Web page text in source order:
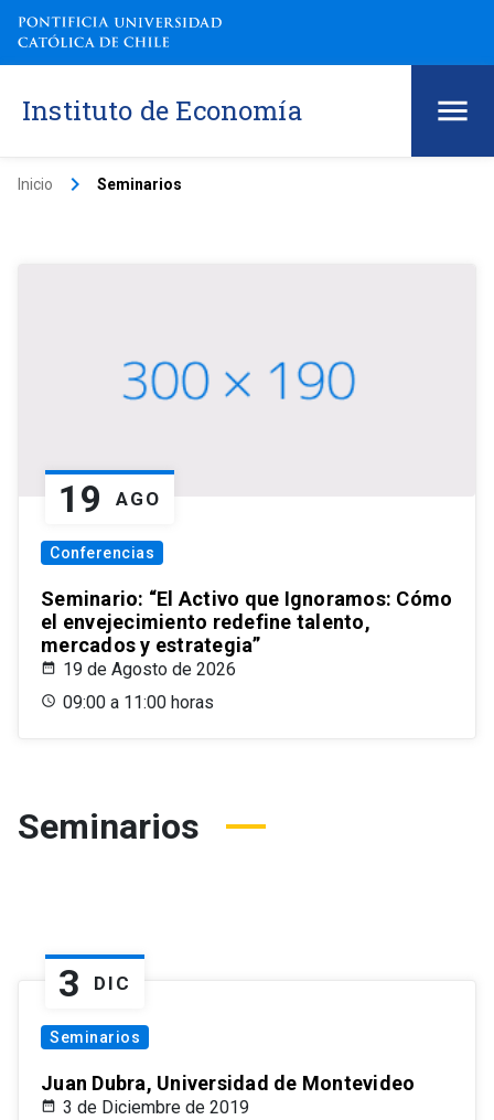
Instituto de Economía
Inicio keyboard_arrow_right Seminarios
19 AGO
Conferencias
Seminario: “El Activo que Ignoramos: Cómo
el envejecimiento redefine talento,
mercados y estrategia”
19 de Agosto de 2026
09:00 a 11:00 horas
Seminarios
3 DIC
Seminarios
Juan Dubra, Universidad de Montevideo
3 de Diciembre de 2019